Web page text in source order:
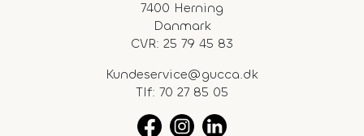
7400 Herning
Danmark
CVR: 25 79 45 83
Kundeservice@gucca.dk
Tlf: 70 27 85 05